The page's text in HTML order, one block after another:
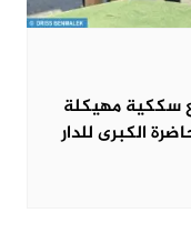
سككية مهيكلة
الكبرى للدار